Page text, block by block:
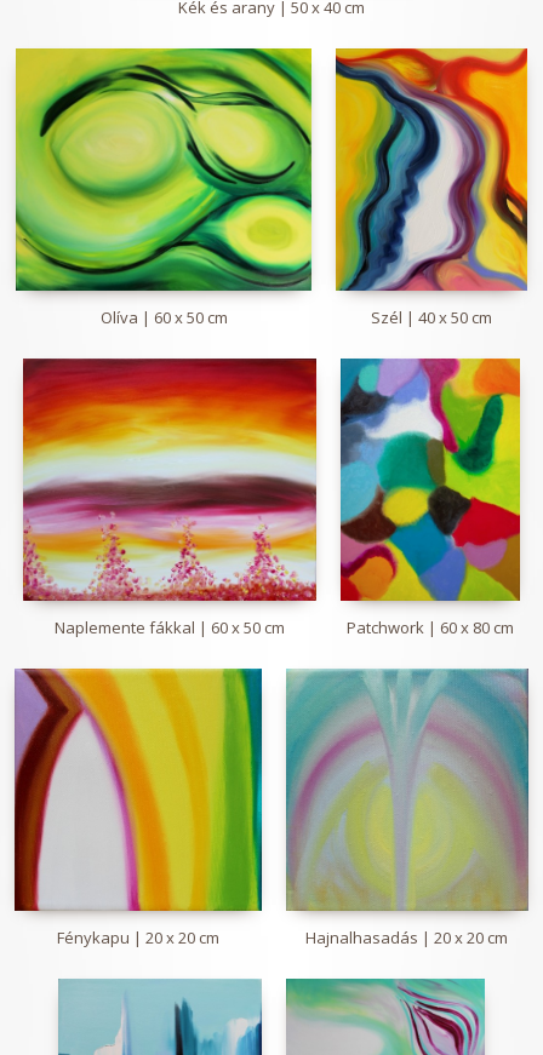
Kék és arany | 50 x 40 cm
Olíva | 60 x 50 cm Szél | 40 x 50 cm
Naplemente fákkal | 60 x 50 cm Patchwork | 60 x 80 cm
Fénykapu | 20 x 20 cm Hajnalhasadás | 20 x 20 cm